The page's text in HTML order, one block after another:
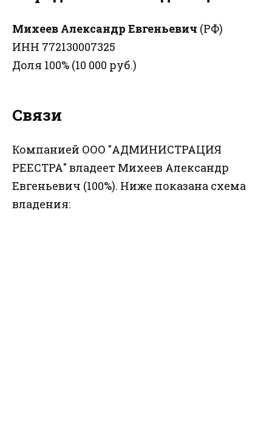
Михеев Александр Евгеньевич (РФ)
ИНН 772130007325
Доля 100% (10 000 руб.)
Связи
Компанией ООО "АДМИНИСТРАЦИЯ
РЕЕСТРА" владеет Михеев Александр
Евгеньевич (100%). Ниже показана схема
владения: